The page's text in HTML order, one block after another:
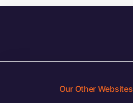
Our Other Websites